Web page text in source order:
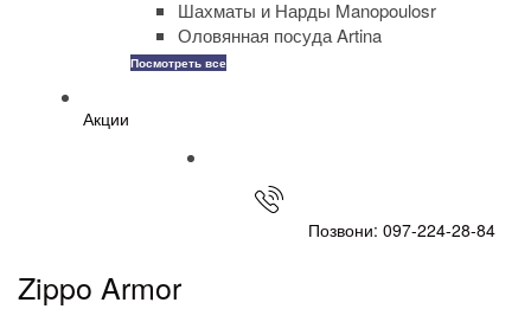
Шахматы и Нарды Manopoulosr
Оловянная посуда Artina
Посмотреть все
Акции
Позвони: 097-224-28-84
Zippo Armor